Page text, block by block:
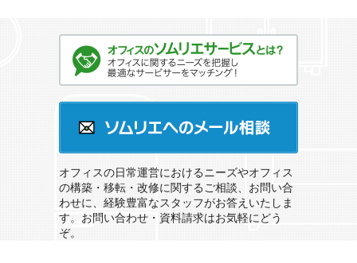
オフィスの日常運営におけるニーズやオフィス
の構築・移転・改修に関するご相談、お問い合
わせに、経験豊富なスタッフがお答えいたしま
す。お問い合わせ・資料請求はお気軽にどう
ぞ。